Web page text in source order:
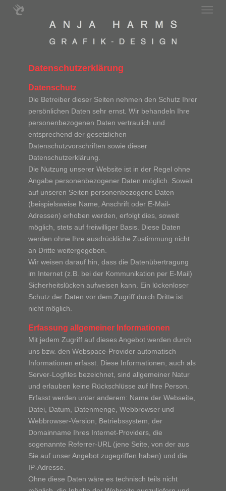
Datenschutzerklärung
Datenschutz
Die Betreiber dieser Seiten nehmen den Schutz Ihrer
persönlichen Daten sehr ernst. Wir behandeln Ihre
personenbezogenen Daten vertraulich und
entsprechend der gesetzlichen
Datenschutzvorschriften sowie dieser
Datenschutzerklärung.
Die Nutzung unserer Website ist in der Regel ohne
Angabe personenbezogener Daten möglich. Soweit
auf unseren Seiten personenbezogene Daten
(beispielsweise Name, Anschrift oder E-Mail-
Adressen) erhoben werden, erfolgt dies, soweit
möglich, stets auf freiwilliger Basis. Diese Daten
werden ohne Ihre ausdrückliche Zustimmung nicht
an Dritte weitergegeben.
Wir weisen darauf hin, dass die Datenübertragung
im Internet (z.B. bei der Kommunikation per E-Mail)
Sicherheitslücken aufweisen kann. Ein lückenloser
Schutz der Daten vor dem Zugriff durch Dritte ist
nicht möglich.
Erfassung allgemeiner Informationen
Mit jedem Zugriff auf dieses Angebot werden durch
uns bzw. den Webspace-Provider automatisch
Informationen erfasst. Diese Informationen, auch als
Server-Logfiles bezeichnet, sind allgemeiner Natur
und erlauben keine Rückschlüsse auf Ihre Person.
Erfasst werden unter anderem: Name der Webseite,
Datei, Datum, Datenmenge, Webbrowser und
Webbrowser-Version, Betriebssystem, der
Domainname Ihres Internet-Providers, die
sogenannte Referrer-URL (jene Seite, von der aus
Sie auf unser Angebot zugegriffen haben) und die
IP-Adresse.
Ohne diese Daten wäre es technisch teils nicht